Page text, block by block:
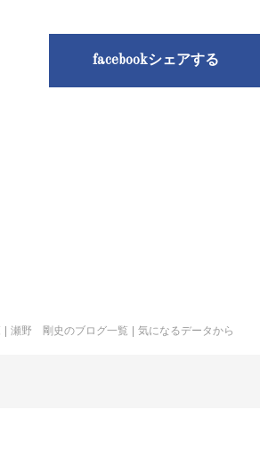
facebookシェアする
瀬野 剛史のブログ一覧 気になるデータから